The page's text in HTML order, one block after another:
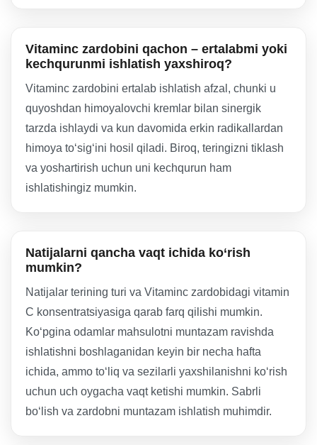
Vitaminc zardobini qachon – ertalabmi yoki
kechqurunmi ishlatish yaxshiroq?
Vitaminc zardobini ertalab ishlatish afzal, chunki u
quyoshdan himoyalovchi kremlar bilan sinergik
tarzda ishlaydi va kun davomida erkin radikallardan
himoya to‘sig‘ini hosil qiladi. Biroq, teringizni tiklash
va yoshartirish uchun uni kechqurun ham
ishlatishingiz mumkin.
Natijalarni qancha vaqt ichida ko‘rish
mumkin?
Natijalar terining turi va Vitaminc zardobidagi vitamin
C konsentratsiyasiga qarab farq qilishi mumkin.
Ko‘pgina odamlar mahsulotni muntazam ravishda
ishlatishni boshlaganidan keyin bir necha hafta
ichida, ammo to‘liq va sezilarli yaxshilanishni ko‘rish
uchun uch oygacha vaqt ketishi mumkin. Sabrli
bo‘lish va zardobni muntazam ishlatish muhimdir.